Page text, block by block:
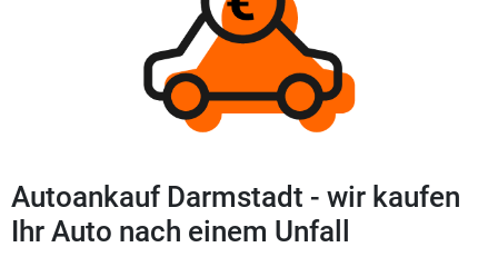
Autoankauf Darmstadt - wir kaufen
Ihr Auto nach einem Unfall